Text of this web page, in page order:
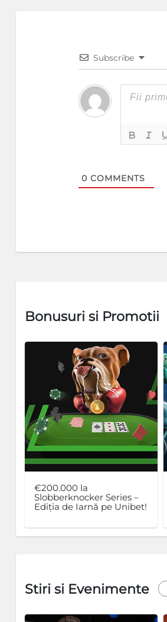
Subscribe
0 COMMENTS
Bonusuri si Promotii
€200.000 la
Slobberknocker Series –
Ediția de Iarnă pe Unibet!
Stiri si Evenimente